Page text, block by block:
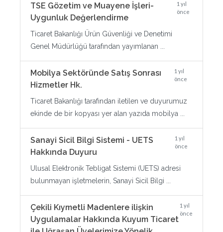
TSE Gözetim ve Muayene İşleri-
Uygunluk Değerlendirme
1 yıl
önce
Ticaret Bakanlığı Ürün Güvenliği ve Denetimi
Genel Müdürlüğü tarafından yayımlanan ...
Mobilya Sektöründe Satış Sonrası
Hizmetler Hk.
1 yıl
önce
Ticaret Bakanlığı tarafından iletilen ve duyurumuz
ekinde de bir kopyası yer alan yazıda mobilya ...
Sanayi Sicil Bilgi Sistemi - UETS
Hakkında Duyuru
1 yıl
önce
Ulusal Elektronik Tebligat Sistemi (UETS) adresi
bulunmayan işletmelerin, Sanayi Sicil Bilgi ...
Çekili Kıymetli Madenlere ilişkin
Uygulamalar Hakkında Kuyum Ticaret
1 yıl
önce